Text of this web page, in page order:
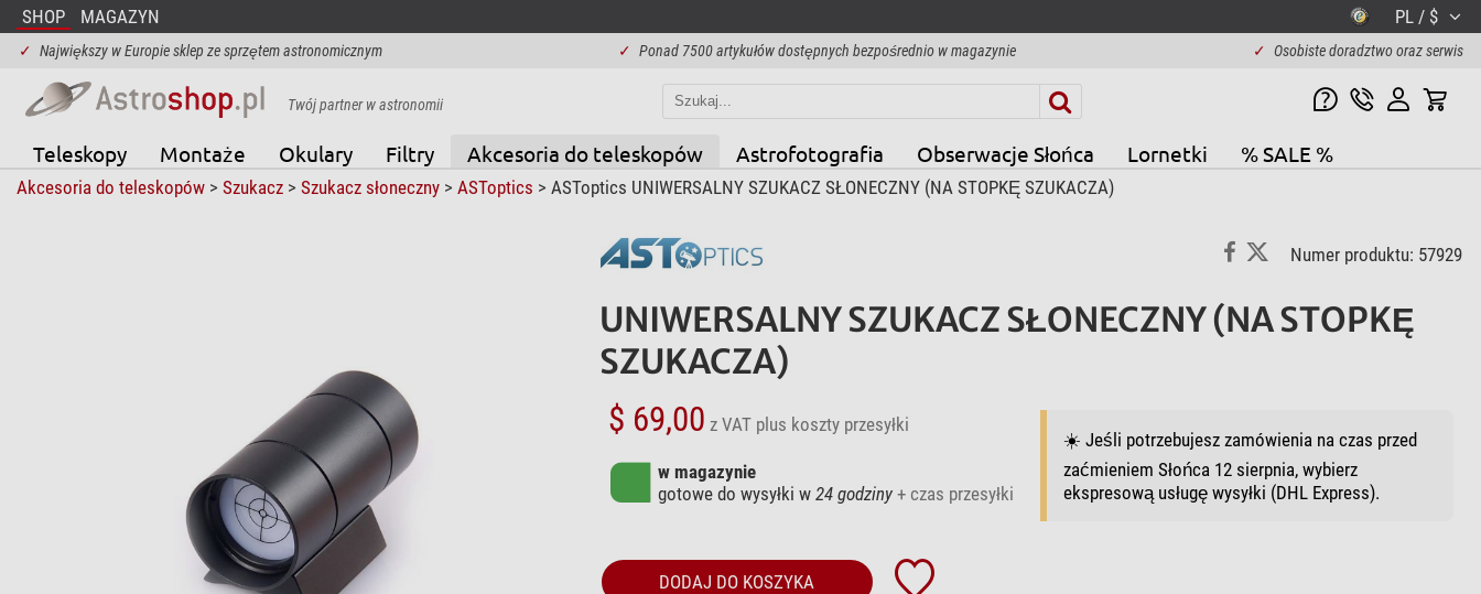
SHOP MAGAZYN PL / $
✓ Największy w Europie sklep ze sprzętem astronomicznym ✓ Ponad 7500 artykułów dostępnych bezpośrednio w magazynie ✓ Osobiste doradztwo oraz serwis
Twój partner w astronomii
Teleskopy Montaże Okulary Filtry Akcesoria do teleskopów Astrofotografia Obserwacje Słońca Lornetki % SALE %
Akcesoria do teleskopów> Szukacz> Szukacz słoneczny> ASToptics > ASToptics UNIWERSALNY SZUKACZ SŁONECZNY (NA STOPKĘ SZUKACZA)
Numer produktu: 57929
UNIWERSALNY SZUKACZ SŁONECZNY (NA STOPKĘ
SZUKACZA)
$ 69,00 z VAT plus koszty przesyłki
w magazynie
gotowe do wysyłki w 24 godziny + czas przesyłki
☀️ Jeśli potrzebujesz zamówienia na czas przed
zaćmieniem Słońca 12 sierpnia, wybierz
ekspresową usługę wysyłki (DHL Express).
DODAJ DO KOSZYKA